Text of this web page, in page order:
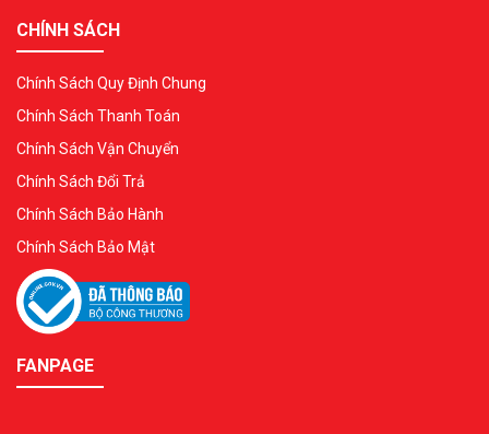
CHÍNH SÁCH
Chính Sách Quy Định Chung
Chính Sách Thanh Toán
Chính Sách Vận Chuyển
Chính Sách Đổi Trả
Chính Sách Bảo Hành
Chính Sách Bảo Mật
FANPAGE